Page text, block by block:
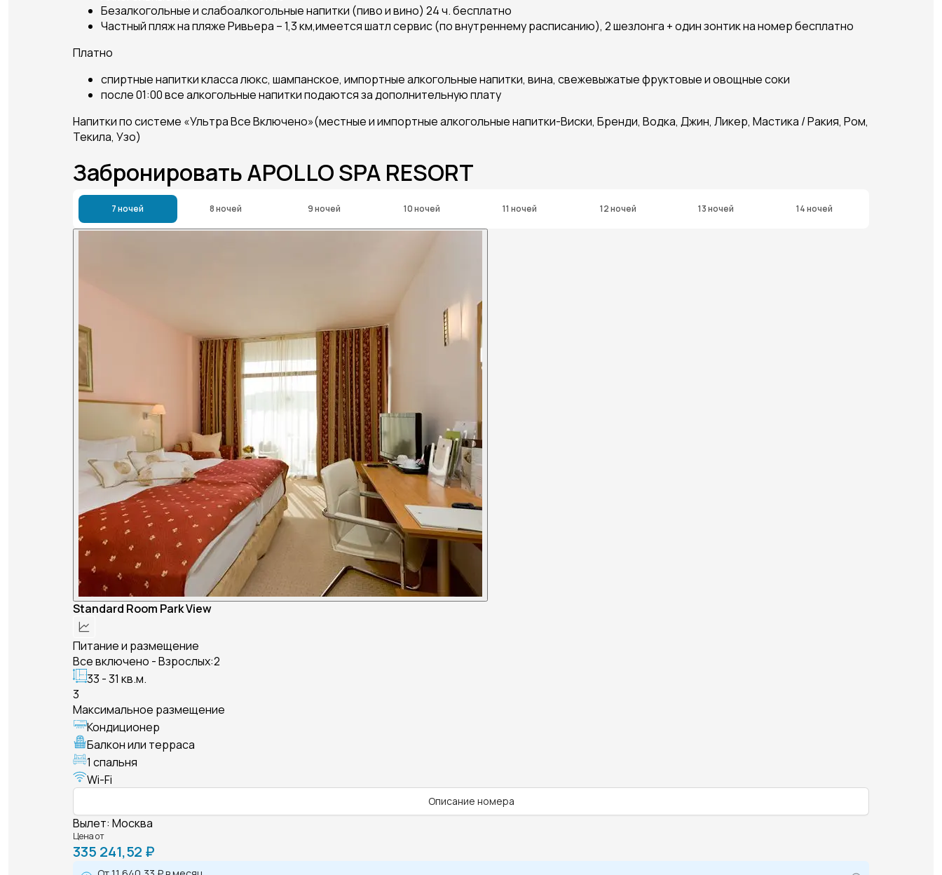
Безалкогольные и слабоалкогольные напитки (пиво и вино) 24 ч. бесплатно
Частный пляж на пляже Ривьера – 1,3 км,имеется шатл сервис (по внутреннему расписанию), 2 шезлонга + один зонтик на номер бесплатно
Платно
спиртные напитки класса люкс, шампанское, импортные алкогольные напитки, вина, свежевыжатые фруктовые и овощные соки
после 01:00 все алкогольные напитки подаются за дополнительную плату
Напитки по системе «Ультра Все Включено»(местные и импортные алкогольные напитки-Виски, Бренди, Водка, Джин, Ликер, Мастика / Ракия, Ром,
Текила, Узо)
Забронировать APOLLO SPA RESORT
7 ночей 8 ночей 9 ночей 10 ночей 11 ночей 12 ночей 13 ночей 14 ночей
Standard Room Park View
Питание и размещение
Все включено - Взрослых:2
33 - 31 кв.м.
3
Максимальное размещение
Кондиционер
Балкон или терраса
1 спальня
Wi-Fi
Описание номера
Вылет: Москва
Цена от
335 241,52 ₽